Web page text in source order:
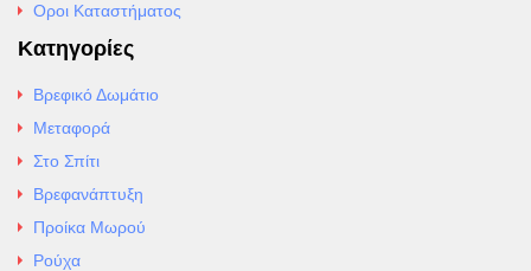
Οροι Καταστήματος
Κατηγορίες
Βρεφικό Δωμάτιο
Μεταφορά
Στο Σπίτι
Βρεφανάπτυξη
Προίκα Μωρού
Ρούχα